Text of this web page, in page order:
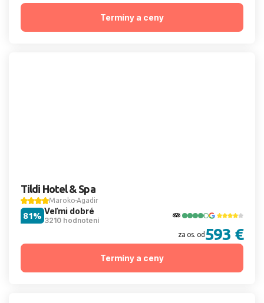
Termíny a ceny
Tildi Hotel & Spa
Maroko Agadir
Veľmi dobré
3210 hodnotení
81%
za os. od 593 €
Termíny a ceny